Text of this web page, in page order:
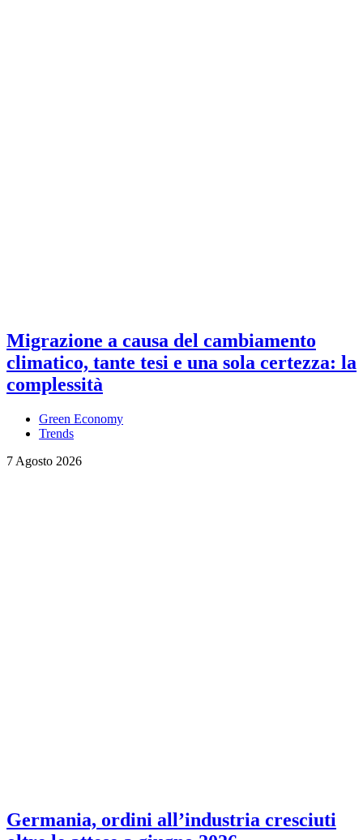
Migrazione a causa del cambiamento
climatico, tante tesi e una sola certezza: la
complessità
Green Economy
Trends
7 Agosto 2026
Germania, ordini all’industria cresciuti